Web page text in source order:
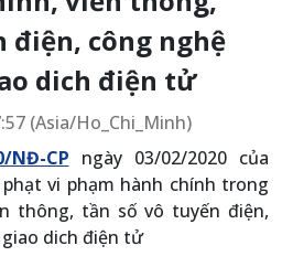
điện, công nghệ
dich điện tử
(Asia/Ho_Chi_Minh)
NĐ-CP ngày 03/02/2020 của
vi phạm hành chính trong
thông, tần số vô tuyến điện,
dich điện tử